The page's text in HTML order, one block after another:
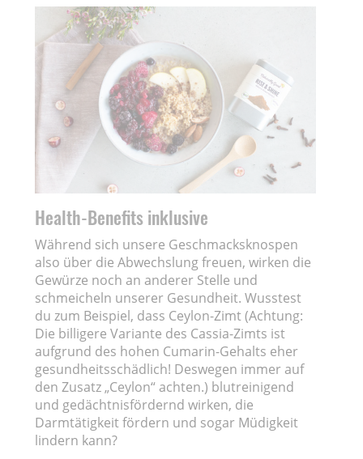
Health-Benefits inklusive
Während sich unsere Geschmacksknospen
also über die Abwechslung freuen, wirken die
Gewürze noch an anderer Stelle und
schmeicheln unserer Gesundheit. Wusstest
du zum Beispiel, dass Ceylon-Zimt (Achtung:
Die billigere Variante des Cassia-Zimts ist
aufgrund des hohen Cumarin-Gehalts eher
gesundheitsschädlich! Deswegen immer auf
den Zusatz „Ceylon“ achten.) blutreinigend
und gedächtnisfördernd wirken, die
Darmtätigkeit fördern und sogar Müdigkeit
lindern kann?